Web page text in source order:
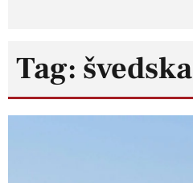
Tag: švedska